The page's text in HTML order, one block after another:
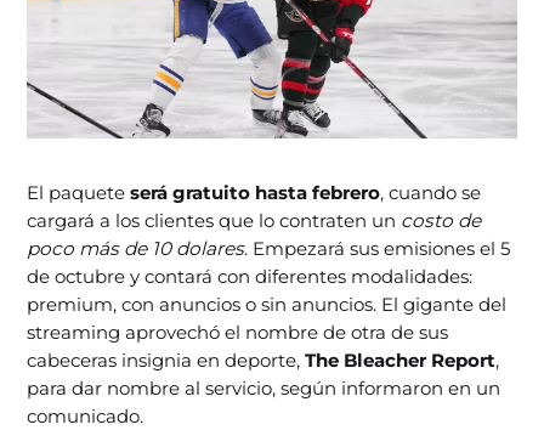
El paquete será gratuito hasta febrero, cuando se
cargará a los clientes que lo contraten un costo de
poco más de 10 dolares. Empezará sus emisiones el 5
de octubre y contará con diferentes modalidades:
premium, con anuncios o sin anuncios. El gigante del
streaming aprovechó el nombre de otra de sus
cabeceras insignia en deporte,The Bleacher Report,
para dar nombre al servicio, según informaron en un
comunicado.